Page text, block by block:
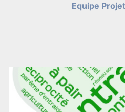
Equipe